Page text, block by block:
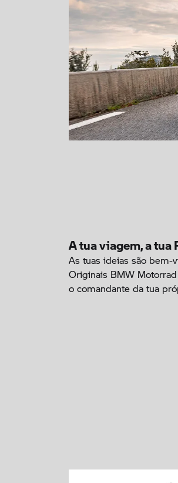
A tua viagem, a tua
As tuas ideias são bem-
Originais BMW
o comandante da tua